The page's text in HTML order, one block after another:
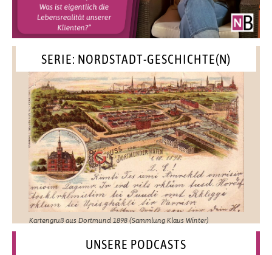
SERIE: NORDSTADT-GESCHICHTE(N)
Kartengruß aus Dortmund 1898 (Sammlung Klaus Winter)
UNSERE PODCASTS